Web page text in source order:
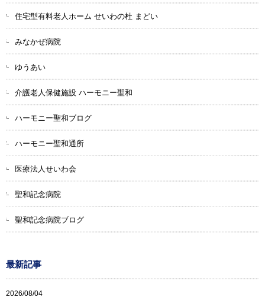
住宅型有料老人ホーム せいわの杜 まどい
みなかぜ病院
ゆうあい
介護老人保健施設 ハーモニー聖和
ハーモニー聖和ブログ
ハーモニー聖和通所
医療法人せいわ会
聖和記念病院
聖和記念病院ブログ
最新記事
2026/08/04